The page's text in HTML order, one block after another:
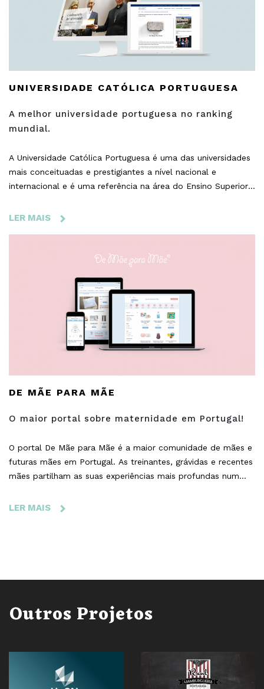
Outros Projetos
NACIONAL,
LIDERADA
POR
MULHERES,
A
ABRIR
LOJA
IORQUE!
UNIVERSIDADE CATÓLICA PORTUGUESA
A melhor universidade portuguesa no ranking
mundial.
A Universidade Católica Portuguesa é uma das universidades
mais conceituadas e prestigiantes a nível nacional e
internacional e é uma referência na área do Ensino Superior.
existência, a Universidade Católica Portuguesa solicitou à
LER MAIS
SOBRE
UNIVERSIDADE
PORTUGUESA
MELHOR
UNIVERSIDADE
PORTUGUESA
NO
MUNDIAL.
DE MÃE PARA MÃE
O maior portal sobre maternidade em Portugal!
O portal De Mãe para Mãe é a maior comunidade de mães e
futuras mães em Portugal. As treinantes, grávidas e recentes
mães partilham as suas experiências mais profundas num
partilha; tudo relacionado com o ato de ser ou sonhar ser
LER MAIS
SOBRE
-
MAIOR
PORTAL
MATERNIDADE
EM
PORTUGAL!